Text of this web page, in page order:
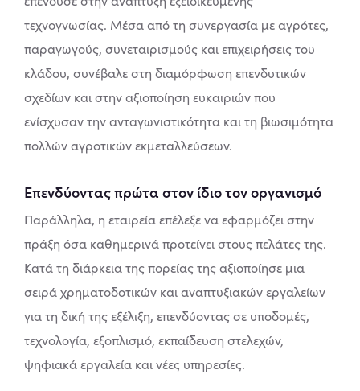
τεχνογνωσίας. Μέσα από τη συνεργασία με αγρότες,
παραγωγούς, συνεταιρισμούς και επιχειρήσεις του
κλάδου, συνέβαλε στη διαμόρφωση επενδυτικών
σχεδίων και στην αξιοποίηση ευκαιριών που
ενίσχυσαν την ανταγωνιστικότητα και τη βιωσιμότητα
πολλών αγροτικών εκμεταλλεύσεων.
Επενδύοντας πρώτα στον ίδιο τον οργανισμό
Παράλληλα, η εταιρεία επέλεξε να εφαρμόζει στην
πράξη όσα καθημερινά προτείνει στους πελάτες της.
Κατά τη διάρκεια της πορείας της αξιοποίησε μια
σειρά χρηματοδοτικών και αναπτυξιακών εργαλείων
για τη δική της εξέλιξη, επενδύοντας σε υποδομές,
τεχνολογία, εξοπλισμό, εκπαίδευση στελεχών,
ψηφιακά εργαλεία και νέες υπηρεσίες.